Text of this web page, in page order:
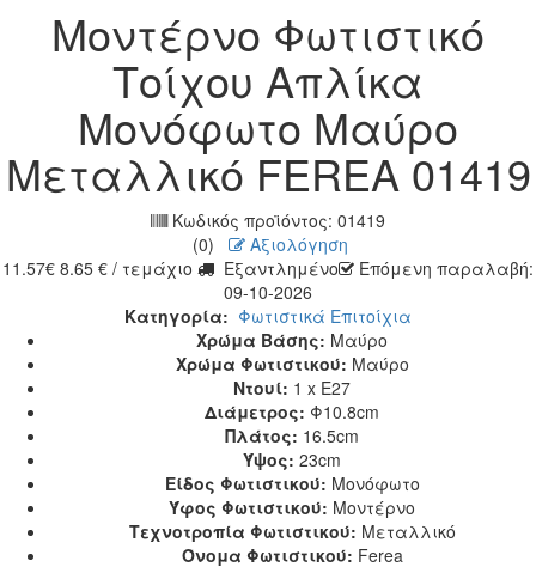
Μοντέρνο Φωτιστικό
Τοίχου Απλίκα
Μονόφωτο Μαύρο
Μεταλλικό FEREA 01419
Κωδικός προϊόντος: 01419
(0)
Αξιολόγηση
11.57€ 8.65 € / τεμάχιο Εξαντλημένο
Επόμενη παραλαβή:
09-10-2026
Κατηγορία: Φωτιστικά Επιτοίχια
Χρώμα Βάσης: Μαύρο
Χρώμα Φωτιστικού: Μαύρο
Ντουί: 1 x E27
Διάμετρος: Φ10.8cm
Πλάτος: 16.5cm
Ύψος: 23cm
Είδος Φωτιστικού: Μονόφωτο
Ύφος Φωτιστικού: Μοντέρνο
Τεχνοτροπία Φωτιστικού: Μεταλλικό
Όνομα Φωτιστικού: Ferea